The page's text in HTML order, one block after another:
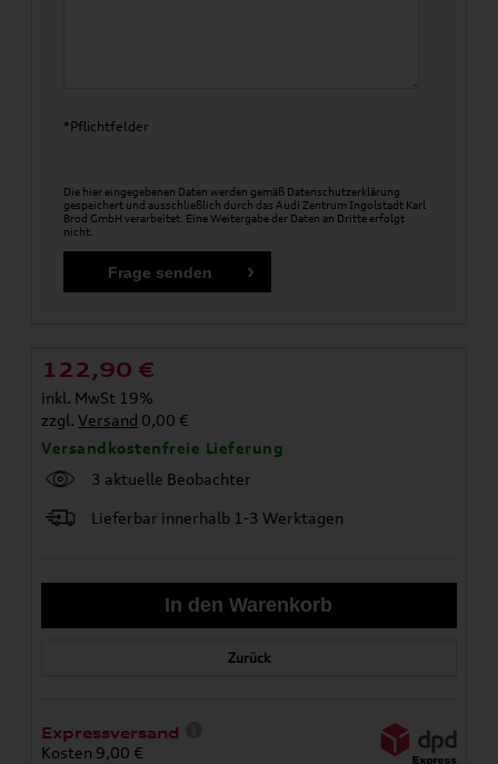
*Pflichtfelder
Die hier eingegebenen Daten werden gemäß Datenschutzerklärung
gespeichert und ausschließlich durch das Audi Zentrum Ingolstadt Karl
Brod GmbH verarbeitet. Eine Weitergabe der Daten an Dritte erfolgt
nicht.
122,90 €
inkl. MwSt 19%
zzgl.Versand 0,00 €
Versandkostenfreie Lieferung
3 aktuelle Beobachter
Lieferbar innerhalb 1-3 Werktagen
Zurück
Expressversand
Kosten 9,00 €